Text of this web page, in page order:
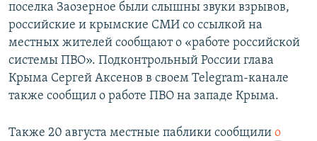
поселка Заозерное были слышны звуки взрывов,
российские и крымские СМИ со ссылкой на
местных жителей сообщают о «работе российской
системы ПВО». Подконтрольный России глава
Крыма Сергей Аксенов в своем Telegram-канале
также сообщил о работе ПВО на западе Крыма.
Также 20 августа местные паблики сообщили о